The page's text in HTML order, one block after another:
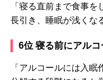
「寝る直前まで食事
長引き、睡眠が浅くな
6位 寝る前にアル
「アルコールには入眠